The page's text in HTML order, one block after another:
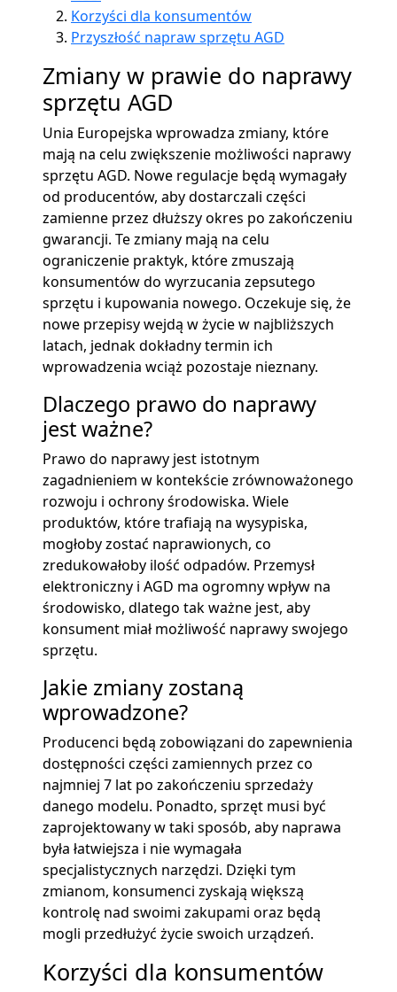
Korzyści dla konsumentów
Przyszłość napraw sprzętu AGD
Zmiany w prawie do naprawy
sprzętu AGD
Unia Europejska wprowadza zmiany, które
mają na celu zwiększenie możliwości naprawy
sprzętu AGD. Nowe regulacje będą wymagały
od producentów, aby dostarczali części
zamienne przez dłuższy okres po zakończeniu
gwarancji. Te zmiany mają na celu
ograniczenie praktyk, które zmuszają
konsumentów do wyrzucania zepsutego
sprzętu i kupowania nowego. Oczekuje się, że
nowe przepisy wejdą w życie w najbliższych
latach, jednak dokładny termin ich
wprowadzenia wciąż pozostaje nieznany.
Dlaczego prawo do naprawy
jest ważne?
Prawo do naprawy jest istotnym
zagadnieniem w kontekście zrównoważonego
rozwoju i ochrony środowiska. Wiele
produktów, które trafiają na wysypiska,
mogłoby zostać naprawionych, co
zredukowałoby ilość odpadów. Przemysł
elektroniczny i AGD ma ogromny wpływ na
środowisko, dlatego tak ważne jest, aby
konsument miał możliwość naprawy swojego
sprzętu.
Jakie zmiany zostaną
wprowadzone?
Producenci będą zobowiązani do zapewnienia
dostępności części zamiennych przez co
najmniej 7 lat po zakończeniu sprzedaży
danego modelu. Ponadto, sprzęt musi być
zaprojektowany w taki sposób, aby naprawa
była łatwiejsza i nie wymagała
specjalistycznych narzędzi. Dzięki tym
zmianom, konsumenci zyskają większą
kontrolę nad swoimi zakupami oraz będą
mogli przedłużyć życie swoich urządzeń.
Korzyści dla konsumentów